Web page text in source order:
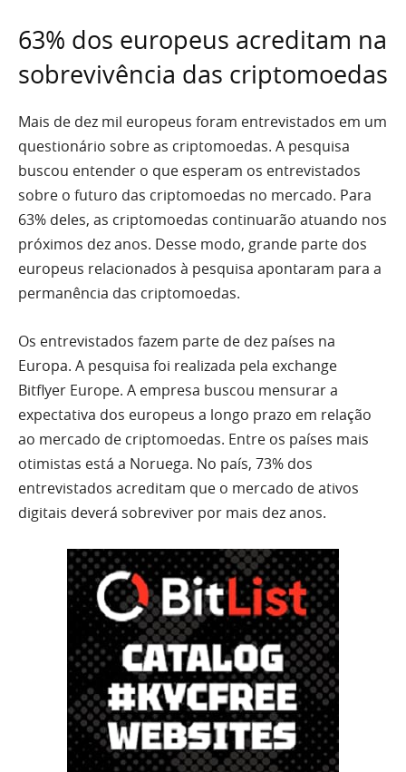
63% dos europeus acreditam na
sobrevivência das criptomoedas
Mais de dez mil europeus foram entrevistados em um
questionário sobre as criptomoedas. A pesquisa
buscou entender o que esperam os entrevistados
sobre o futuro das criptomoedas no mercado. Para
63% deles, as criptomoedas continuarão atuando nos
próximos dez anos. Desse modo, grande parte dos
europeus relacionados à pesquisa apontaram para a
permanência das criptomoedas.
Os entrevistados fazem parte de dez países na
Europa. A pesquisa foi realizada pela exchange
Bitflyer Europe. A empresa buscou mensurar a
expectativa dos europeus a longo prazo em relação
ao mercado de criptomoedas. Entre os países mais
otimistas está a Noruega. No país, 73% dos
entrevistados acreditam que o mercado de ativos
digitais deverá sobreviver por mais dez anos.